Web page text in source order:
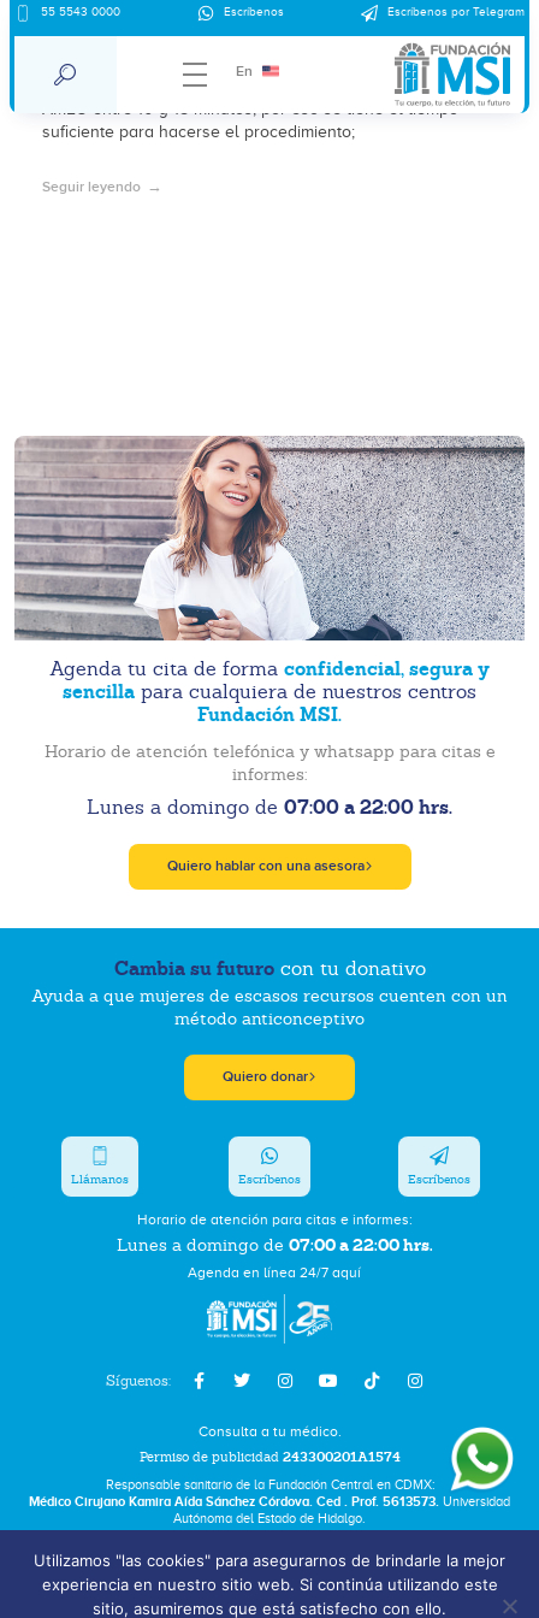
55 5543 0000 Escríbenos Escríbenos por Telegram
En
Aborto con anestesia local
l bloqueo paracervical dura 30 minutos como máximo y la
AMEU entre 10 y 15 minutos, por eso se tiene el tiempo
suficiente para hacerse el procedimiento;
Seguir leyendo
Agenda tu cita de forma confidencial, segura y
sencilla para cualquiera de nuestros centros
Fundación MSI.
Horario de atención telefónica y whatsapp para citas e
informes:
Lunes a domingo de 07:00 a 22:00 hrs.
Quiero hablar con una asesora
Cambia su futurocon tu donativo
Ayuda a que mujeres de escasos recursos cuenten con un
método anticonceptivo
Quiero donar
Síguenos:
Horario de atención para citas e informes:
Lunes a domingo de 07:00 a 22:00 hrs.
Agenda en línea 24/7 aquí
Llámanos Escríbenos Escríbenos
Consulta a tu médico.
Permiso de publicidad 243300201A1574
Responsable sanitario de la Fundación Central en CDMX:
Médico Cirujano Kamira Aída Sánchez Córdova. Ced . Prof. 5613573. Universidad
Autónoma del Estado de Hidalgo.
Términos y Condiciones
Bolsa de Trabajo
Utilizamos "las cookies" para asegurarnos de brindarle la mejor
experiencia en nuestro sitio web. Si continúa utilizando este
sitio, asumiremos que está satisfecho con ello.